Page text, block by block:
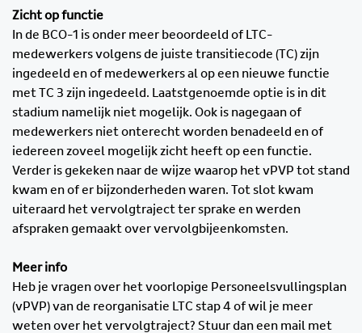
Zicht op functie
In de BCO-1 is onder meer beoordeeld of LTC-
medewerkers volgens de juiste transitiecode (TC) zijn
ingedeeld en of medewerkers al op een nieuwe functie
met TC 3 zijn ingedeeld. Laatstgenoemde optie is in dit
stadium namelijk niet mogelijk. Ook is nagegaan of
medewerkers niet onterecht worden benadeeld en of
iedereen zoveel mogelijk zicht heeft op een functie.
Verder is gekeken naar de wijze waarop het vPVP tot stand
kwam en of er bijzonderheden waren. Tot slot kwam
uiteraard het vervolgtraject ter sprake en werden
afspraken gemaakt over vervolgbijeenkomsten.
Meer info
Heb je vragen over het voorlopige Personeelsvullingsplan
(vPVP) van de reorganisatie LTC stap 4 of wil je meer
weten over het vervolgtraject? Stuur dan een mail met